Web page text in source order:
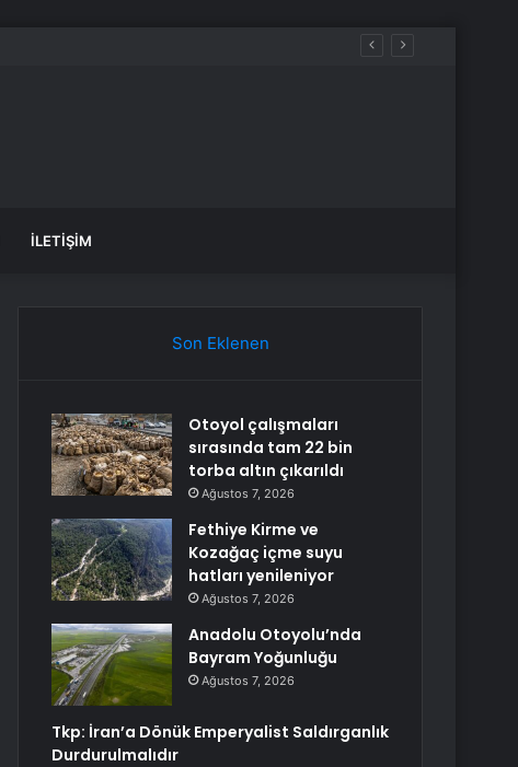
İLETIŞIM
Son Eklenen
Otoyol çalışmaları
sırasında tam 22 bin
torba altın çıkarıldı
Ağustos 7, 2026
Fethiye Kirme ve
Kozağaç içme suyu
hatları yenileniyor
Ağustos 7, 2026
Anadolu Otoyolu’nda
Bayram Yoğunluğu
Ağustos 7, 2026
Tkp: İran’a Dönük Emperyalist Saldırganlık
Durdurulmalıdır